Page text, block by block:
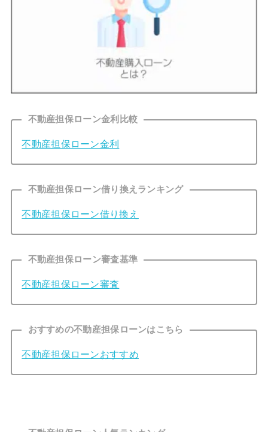
不動産担保ローン金利比較
不動産担保ローン金利
不動産担保ローン借り換えランキング
不動産担保ローン借り換え
不動産担保ローン審査基準
不動産担保ローン審査
おすすめの不動産担保ローンはこちら
不動産担保ローンおすすめ